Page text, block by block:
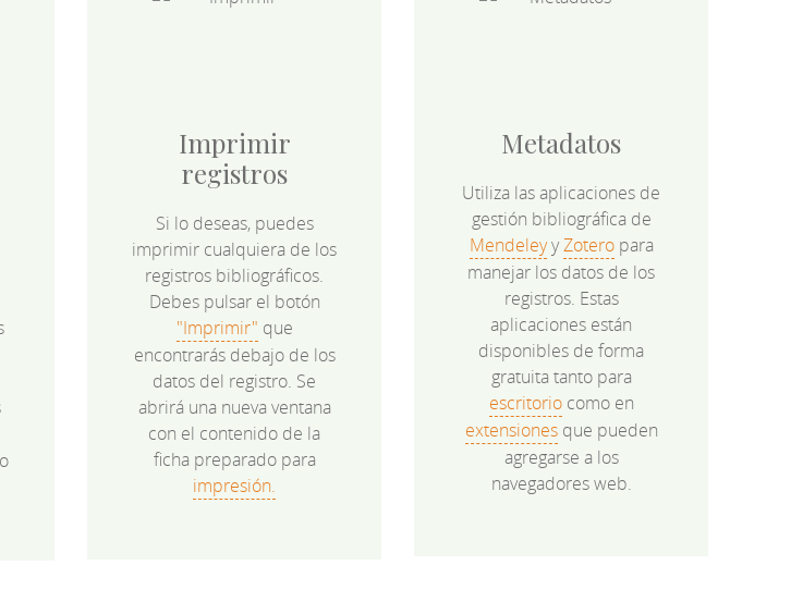
Imprimir
registros
Si lo deseas, puedes
imprimir cualquiera de los
registros bibliográficos.
Debes pulsar el botón
"Imprimir" que
encontrarás debajo de los
datos del registro. Se
abrirá una nueva ventana
con el contenido de la
ficha preparado para
impresión.
Metadatos
Utiliza las aplicaciones de
gestión bibliográfica de
MendeleyyZoteropara
manejar los datos de los
registros. Estas
aplicaciones están
disponibles de forma
gratuita tanto para
escritoriocomo en
extensionesque pueden
agregarse a los
navegadores web.